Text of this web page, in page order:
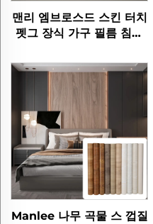
맨리 엠브로스드 스킨 터치
펫그 장식 가구 필름 침실
Manlee 나무 곡물 스 껍질